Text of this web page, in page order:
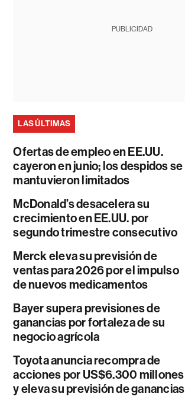
PUBLICIDAD
LAS ÚLTIMAS
Ofertas de empleo en EE.UU.
cayeron en junio; los despidos se
mantuvieron limitados
McDonald’s desacelera su
crecimiento en EE.UU. por
segundo trimestre consecutivo
Merck eleva su previsión de
ventas para 2026 por el impulso
de nuevos medicamentos
Bayer supera previsiones de
ganancias por fortaleza de su
negocio agrícola
Toyota anuncia recompra de
acciones por US$6.300 millones
y eleva su previsión de ganancias